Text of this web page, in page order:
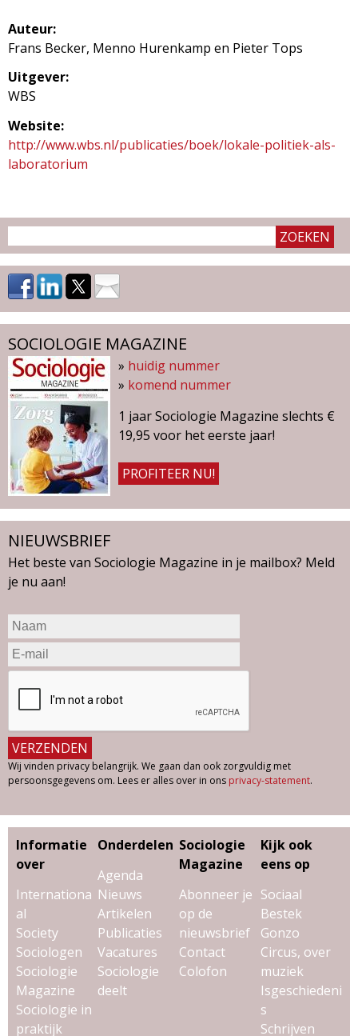
Auteur:
Frans Becker, Menno Hurenkamp en Pieter Tops
Uitgever:
WBS
Website:
http://www.wbs.nl/publicaties/boek/lokale-politiek-als-
laboratorium
SOCIOLOGIE MAGAZINE
» huidig nummer
» komend nummer
1 jaar Sociologie Magazine slechts €
19,95 voor het eerste jaar!
PROFITEER NU!
NIEUWSBRIEF
Het beste van Sociologie Magazine in je mailbox? Meld
je nu aan!
Wij vinden privacy belangrijk. We gaan dan ook zorgvuldig met
persoonsgegevens om. Lees er alles over in ons privacy-statement.
Informatie
over
Internationa
al
Society
Sociologen
Sociologie
Magazine
Sociologie in
praktijk
Onderdelen
Agenda
Nieuws
Artikelen
Publicaties
Vacatures
Sociologie
deelt
Sociologie
Magazine
Abonneer je
op de
nieuwsbrief
Contact
Colofon
Kijk ook
eens op
Sociaal
Bestek
Gonzo
Circus, over
muziek
Isgeschiedeni
s
Schrijven